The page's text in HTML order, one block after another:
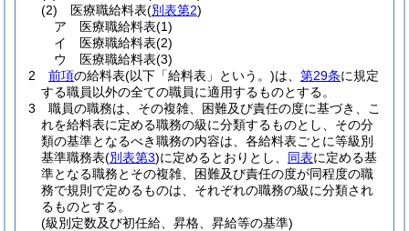
(2)
医療職給料表(別表第2)
ア
医療職給料表(1)
イ
医療職給料表(2)
ウ
医療職給料表(3)
2
前項の給料表(以下「給料表」という。)は、 第29条に規定
する職員以外の全ての職員に適用するものとする。
3
職員の職務は、その複雑、困難及び責任の度に基づき、こ
れを給料表に定める職務の級に分類するものとし、その分
類の基準となるべき職務の内容は、各給料表ごとに等級別
基準職務表(別表第3)に定めるとおりとし、 同表に定める基
準となる職務とその複雑、困難及び責任の度が同程度の職
務で規則で定めるものは、それぞれの職務の級に分類され
るものとする。
(級別定数及び初任給、昇格、昇給等の基準)